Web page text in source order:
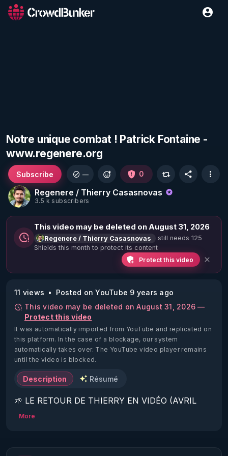
Notre unique combat ! Patrick Fontaine -
www.regenere.org
Regenere / Thierry Casasnovas
3.5 k subscribers
Subscribe — 0
This video may be deleted on August 31, 2026
Regenere / Thierry Casasnovas
still needs 125
Shields this month to protect its content
Protect this video
11 views
Posted on YouTube 9 years ago
This video may be deleted on August 31, 2026 —
Protect this video
It was automatically imported from YouTube and replicated on
this platform. In the case of a blockage, our system
automatically takes over. The YouTube video player remains
until the video is blocked.
Description Résumé
🌱 LE RETOUR DE THIERRY EN VIDÉO (AVRIL
2022)!
https://www.rgnr.fr/presentation.html
More